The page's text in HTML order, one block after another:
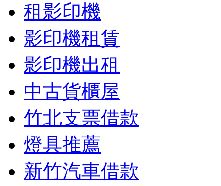
租影印機
影印機租賃
影印機出租
中古貨櫃屋
竹北支票借款
燈具推薦
新竹汽車借款